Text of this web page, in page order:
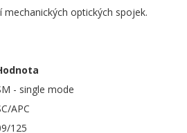
optických spojek.
- single mode
APC
125